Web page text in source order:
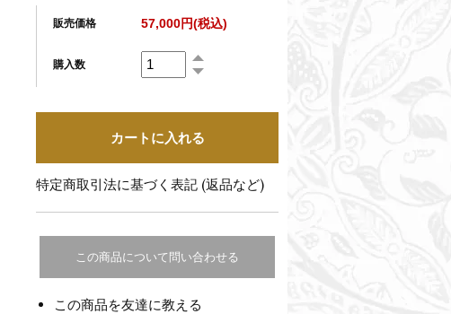
販売価格 57,000円(税込)
購入数
特定商取引法に基づく表記 (返品など)
この商品について問い合わせる
この商品を友達に教える